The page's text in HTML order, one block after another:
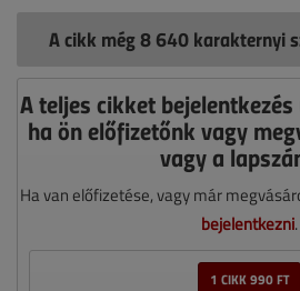
A cikk még 8 640 karakternyi
A teljes cikket
ha ön előfizetőnk vagy
vagy a
Ha van előfizetése, vagy már
bejelentkezni.
1 CIKK 990 FT